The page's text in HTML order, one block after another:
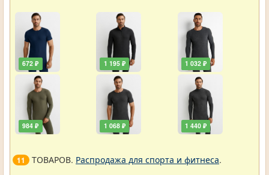
672 ₽
984 ₽
1 195 ₽
1 068 ₽
1 032 ₽
1 440 ₽
11 ТОВАРОВ. Распродажа для спорта и фитнеса.